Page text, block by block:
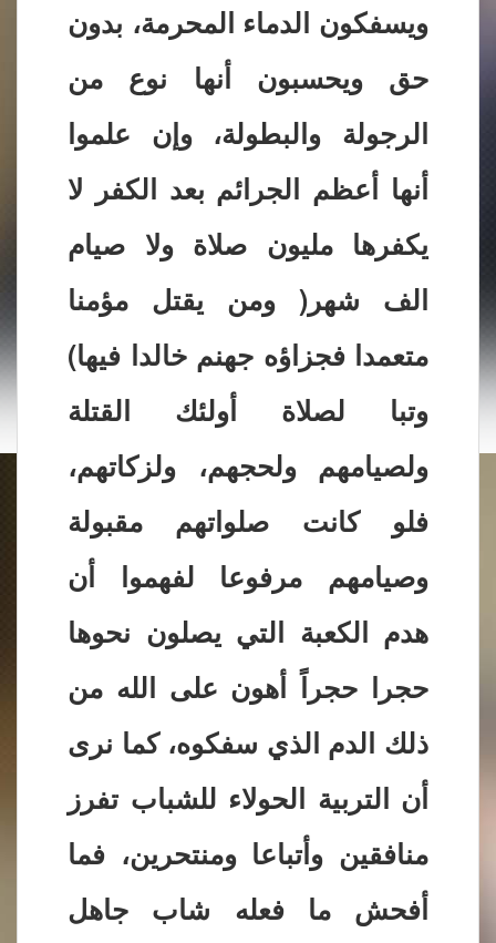
ويسفكون الدماء المحرمة، بدون
حق ويحسبون أنها نوع من
الرجولة والبطولة، وإن علموا
أنها أعظم الجرائم بعد الكفر لا
يكفرها مليون صلاة ولا صيام
الف شهر( ومن يقتل مؤمنا
متعمدا فجزاؤه جهنم خالدا فيها)
وتبا لصلاة أولئك القتلة
ولصيامهم ولحجهم، ولزكاتهم،
فلو كانت صلواتهم مقبولة
وصيامهم مرفوعا لفهموا أن
هدم الكعبة التي يصلون نحوها
حجرا حجراً أهون على الله من
ذلك الدم الذي سفكوه، كما نرى
أن التربية الحولاء للشباب تفرز
منافقين وأتباعا ومنتحرين، فما
أفحش ما فعله شاب جاهل